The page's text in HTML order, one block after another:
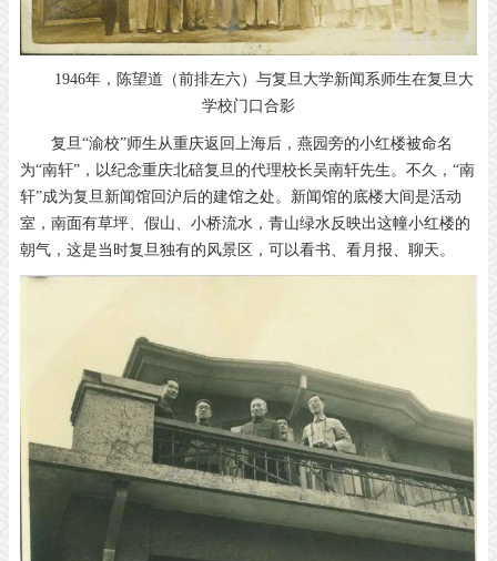
1946年，陈望道（前排左六）与复旦大学新闻系师生在复旦大
学校门口合影
复旦“渝校”师生从重庆返回上海后，燕园旁的小红楼被命名
为“南轩”，以纪念重庆北碚复旦的代理校长吴南轩先生。不久，“南
轩”成为复旦新闻馆回沪后的建馆之处。新闻馆的底楼大间是活动
室，南面有草坪、假山、小桥流水，青山绿水反映出这幢小红楼的
朝气，这是当时复旦独有的风景区，可以看书、看月报、聊天。